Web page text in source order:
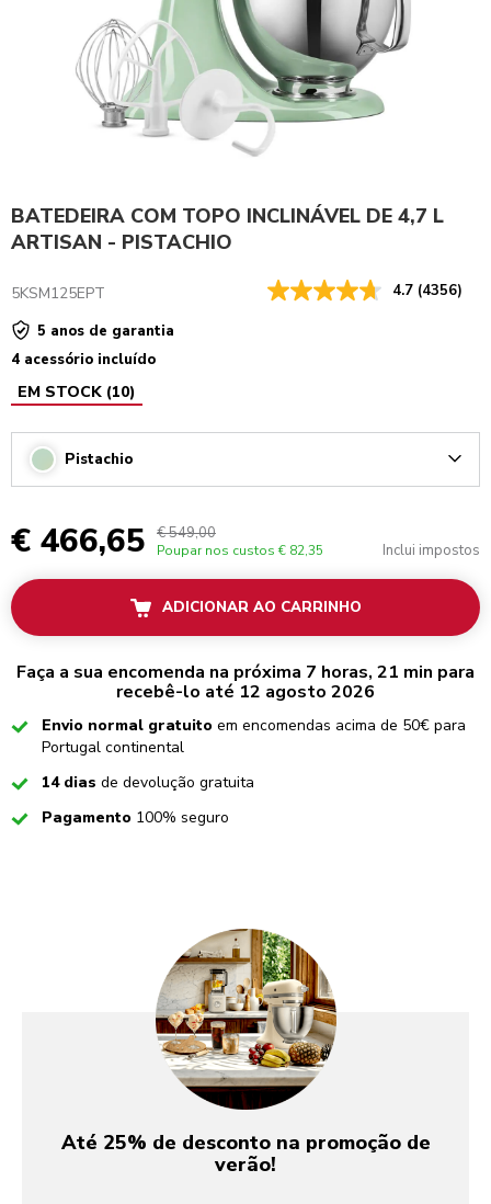
BATEDEIRA COM TOPO INCLINÁVEL DE 4,7 L
ARTISAN - PISTACHIO
5KSM125EPT 4.7 (4356)
5 anos de garantia
4 acessório incluído
EM STOCK (10)
Pistachio
€ 466,65 € 549,00
Poupar nos custos € 82,35 Inclui impostos
ADICIONAR AO CARRINHO
Faça a sua encomenda na próxima 7 horas, 21 min para
recebê-lo até 12 agosto 2026
CheckedEnvio normal gratuito em encomendas acima de 50€ para
Portugal continental
Checked
14 dias de devolução gratuita
CheckedPagamento 100% seguro
Até 25% de desconto na promoção de
verão!